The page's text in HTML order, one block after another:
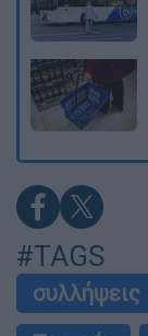
#TAGS
συλλήψεις